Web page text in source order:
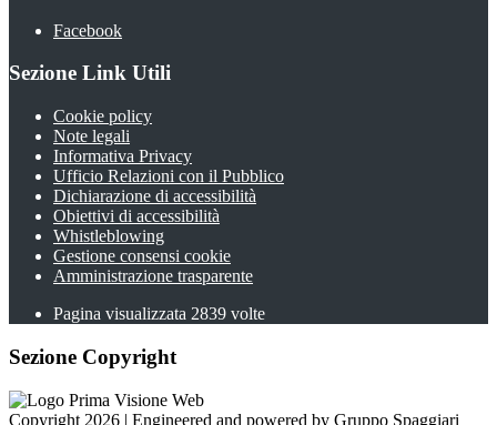
Facebook
Sezione Link Utili
Cookie policy
Note legali
Informativa Privacy
Ufficio Relazioni con il Pubblico
Dichiarazione di accessibilità
Obiettivi di accessibilità
Whistleblowing
Gestione consensi cookie
Amministrazione trasparente
Pagina visualizzata 2839 volte
Sezione Copyright
Copyright 2026 | Engineered and powered by Gruppo Spaggiari